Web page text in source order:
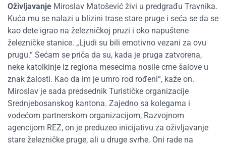
Oživljavanje Miroslav Matošević živi u predgrađu Travnika.
Kuća mu se nalazi u blizini trase stare pruge i seća se da se
kao dete igrao na železničkoj pruzi i oko napuštene
železničke stanice. „Ljudi su bili emotivno vezani za ovu
prugu.“ Sećam se priča da su, kada je pruga zatvorena,
neke katolkinje iz regiona mesecima nosile crne šalove u
znak žalosti. Kao da im je umro rod rođeni“, kaže on.
Miroslav je sada predsednik Turističke organizacije
Srednjebosanskog kantona. Zajedno sa kolegama i
vodećom partnerskom organizacijom, Razvojnom
agencijom REZ, on je preduzeo inicijativu za oživljavanje
stare železničke pruge, ali u druge svrhe. Oni rade na